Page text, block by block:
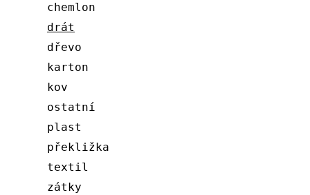
chemlon
drát
dřevo
karton
kov
ostatní
plast
překližka
textil
zátky